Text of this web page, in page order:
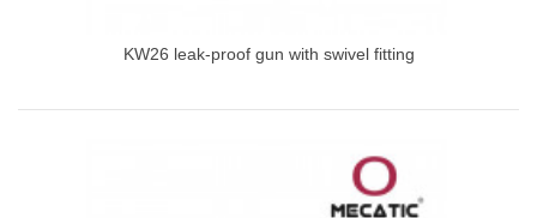
KW26 leak-proof gun with swivel fitting